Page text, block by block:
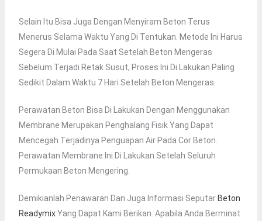
Selain Itu Bisa Juga Dengan Menyiram Beton Terus
Menerus Selama Waktu Yang Di Tentukan. Metode Ini Harus
Segera Di Mulai Pada Saat Setelah Beton Mengeras
Sebelum Terjadi Retak Susut, Proses Ini Di Lakukan Paling
Sedikit Dalam Waktu 7 Hari Setelah Beton Mengeras.
Perawatan Beton Bisa Di Lakukan Dengan Menggunakan
Membrane Merupakan Penghalang Fisik Yang Dapat
Mencegah Terjadinya Penguapan Air Pada Cor Beton.
Perawatan Membrane Ini Di Lakukan Setelah Seluruh
Permukaan Beton Mengering.
Demikianlah Penawaran Dan Juga Informasi Seputar Beton
ReadymixYang Dapat Kami Berikan. Apabila Anda Berminat